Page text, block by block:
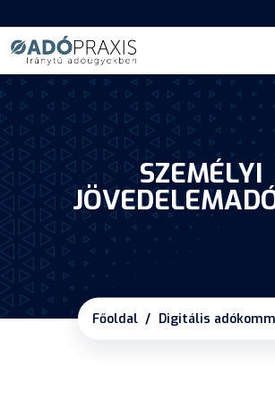
SZEMÉLYI
Főoldal Digitális